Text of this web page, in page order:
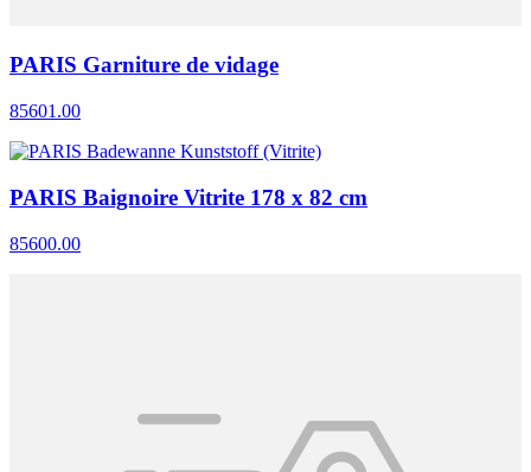
PARIS Garniture de vidage
85601.00
PARIS Baignoire Vitrite 178 x 82 cm
85600.00